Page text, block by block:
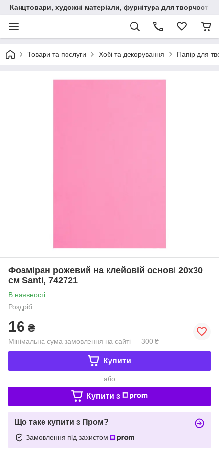
Канцтовари, художні матеріали, фурнітура для творчості
Товари та послуги Хобі та декорування Папір для
Фоаміран рожевий на клейовій основі 20х30
см Santi, 742721
В наявності
Роздріб
16 ₴
Мінімальна сума замовлення на сайті — 300 ₴
Купити
або
Купити з
Що таке купити з Пром?
Замовлення під захистом